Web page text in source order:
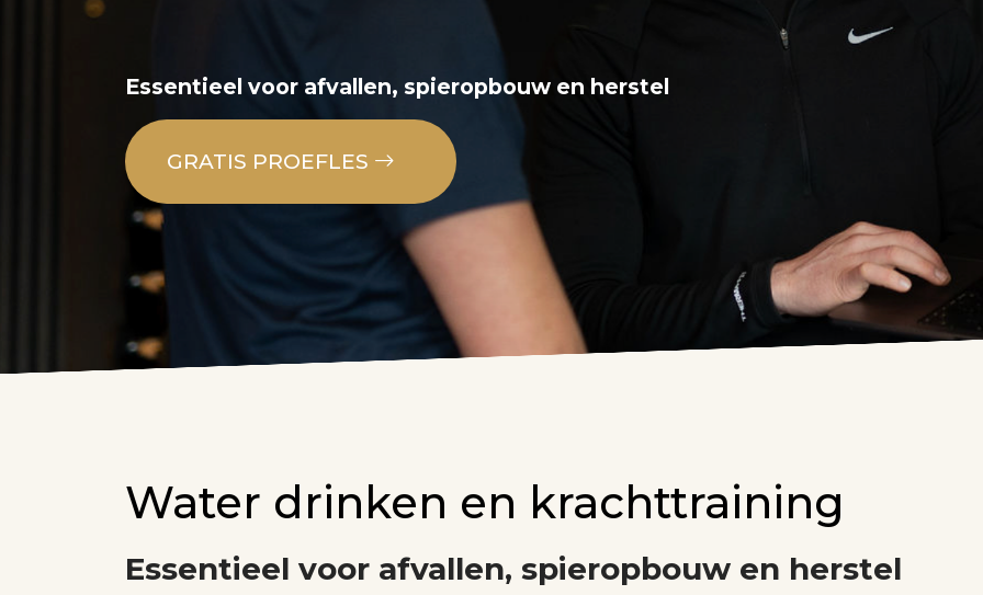
Essentieel voor afvallen, spieropbouw en herstel
GRATIS PROEFLES
Water drinken en krachttraining
Essentieel voor afvallen, spieropbouw en herstel